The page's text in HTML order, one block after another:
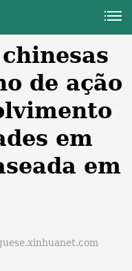
de ação
em
em